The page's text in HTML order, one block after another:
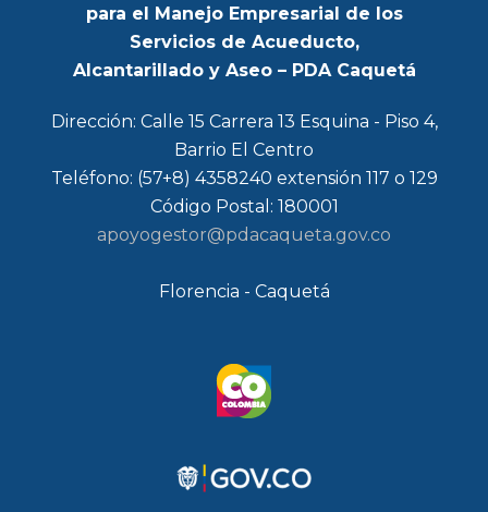
para el Manejo Empresarial de los
Servicios de Acueducto,
Alcantarillado y Aseo – PDA Caquetá
Dirección: Calle 15 Carrera 13 Esquina - Piso 4,
Barrio El Centro
Teléfono: (57+8) 4358240 extensión 117 o 129
Código Postal: 180001
apoyogestor@pdacaqueta.gov.co
Florencia - Caquetá